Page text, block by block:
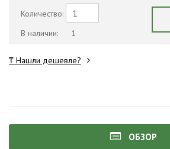
Количество:
В наличии:
1
₸ Нашли дешевле?
ОБЗОР